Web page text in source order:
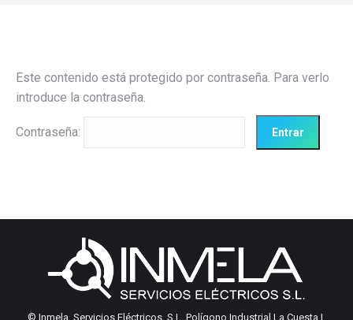
Este contenido está protegido por contraseña. Para verlo
introduce la contraseña.
Contraseña:
© Inmela, Servicios Eléctricos, S.L. Polígono Industrial La Cuesta I,